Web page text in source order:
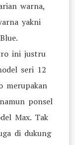
warna,
yakni
ini justru
seri 12
merupakan
ponsel
Max. Tak
di dukung